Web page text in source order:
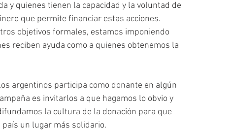
y quienes tienen la capacidad y la voluntad de
que permite financiar estas acciones.
objetivos formales, estamos imponiendo
reciben ayuda como a quienes obtenemos la
argentinos participa como donante en algún
es invitarlos a que hagamos lo obvio y
la cultura de la donación para que
un lugar más solidario.